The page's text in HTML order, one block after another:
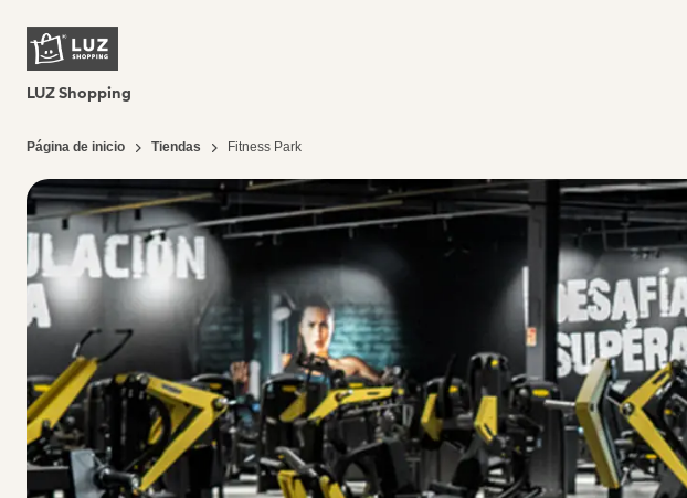
LUZ Shopping
Página de inicio Tiendas Fitness Park